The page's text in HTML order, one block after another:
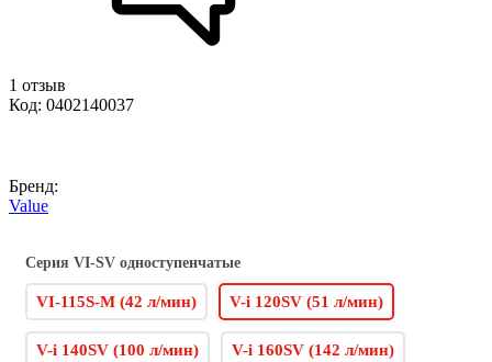
1 отзыв
Код: 0402140037
Бренд:
Value
Серия VI-SV одноступенчатые
VI-115S-M (42 л/мин) V-i 120SV (51 л/мин)
V-i 140SV (100 л/мин) V-i 160SV (142 л/мин)